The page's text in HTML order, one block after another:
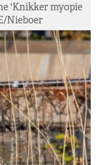
'Knikker myopie
Nieboer